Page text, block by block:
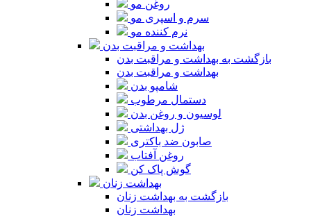
روغن مو
سرم و اسپری مو
نرم کننده مو
بهداشت و مراقبت بدن
بازگشت به بهداشت و مراقبت بدن
بهداشت و مراقبت بدن
شامپو بدن
دستمال مرطوب
لوسیون و روغن بدن
ژل بهداشتی
صابون ضد باکتری
روغن آفتاب
گوش پاک کن
بهداشت زنان
بازگشت به بهداشت زنان
بهداشت زنان